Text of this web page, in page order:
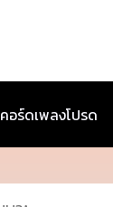
คอร์ดเพลงโปรด